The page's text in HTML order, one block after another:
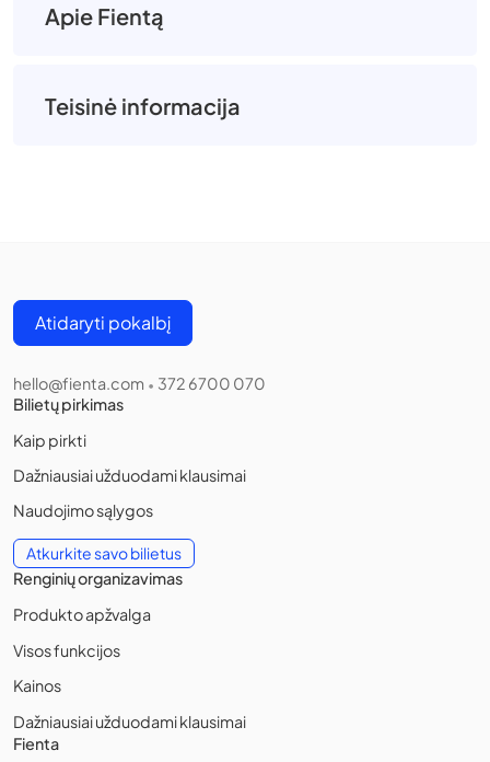
Apie Fientą
Teisinė informacija
Atidaryti pokalbį
hello@fienta.com • 372 6700 070
Bilietų pirkimas
Kaip pirkti
Dažniausiai užduodami klausimai
Naudojimo sąlygos
Atkurkite savo bilietus
Renginių organizavimas
Produkto apžvalga
Visos funkcijos
Kainos
Dažniausiai užduodami klausimai
Fienta